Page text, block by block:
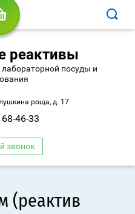
реактивы
посуды и
роща, д. 17
46-33
звонок
(реактив